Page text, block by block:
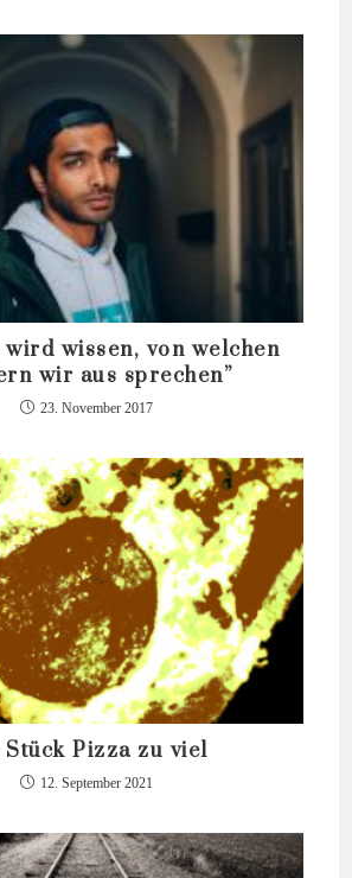
wird wissen, von welchen
wir aus sprechen”
23. November 2017
Stück Pizza zu viel
12. September 2021